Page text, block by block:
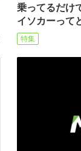
乗ってるだけ
イソカーって
特集